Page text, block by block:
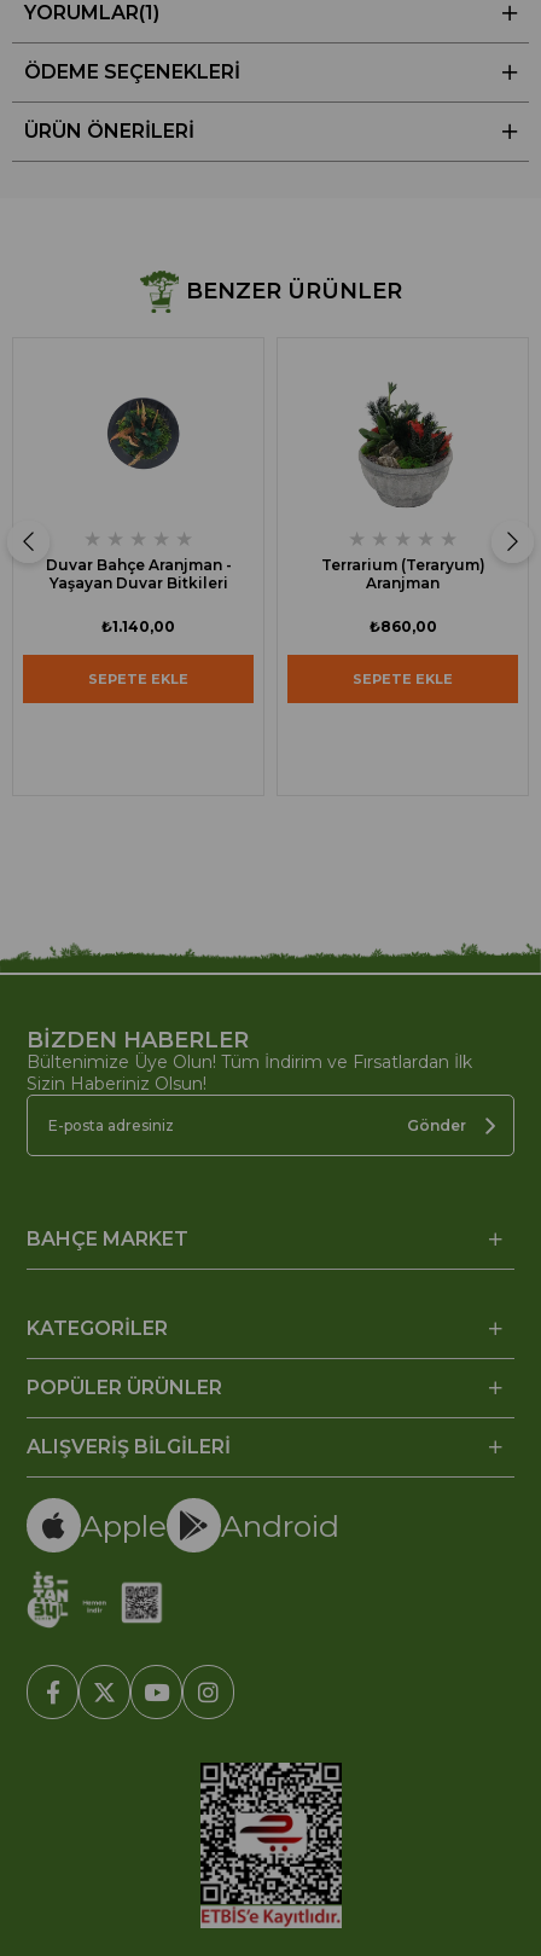
YORUMLAR(1)
ÖDEME SEÇENEKLERI
ÜRÜN ÖNERILERI
BENZER ÜRÜNLER
★ ★ ★ ★ ★
Duvar Bahçe Aranjman -
Yaşayan Duvar Bitkileri
₺1.140,00
SEPETE EKLE
★ ★ ★ ★ ★
Terrarium (Teraryum)
Aranjman
₺860,00
SEPETE EKLE
BİZDEN HABERLER
Bültenimize Üye Olun! Tüm İndirim ve Fırsatlardan İlk
Sizin Haberiniz Olsun!
Gönder
BAHÇE MARKET
KATEGORİLER
POPÜLER ÜRÜNLER
ALIŞVERİŞ BİLGİLERİ
Apple Android